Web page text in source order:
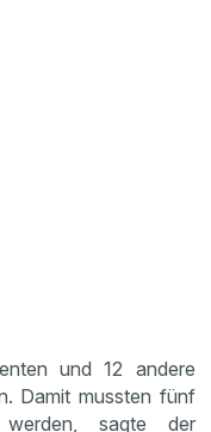
und 12 andere
Damit mussten fünf
werden, sagte der